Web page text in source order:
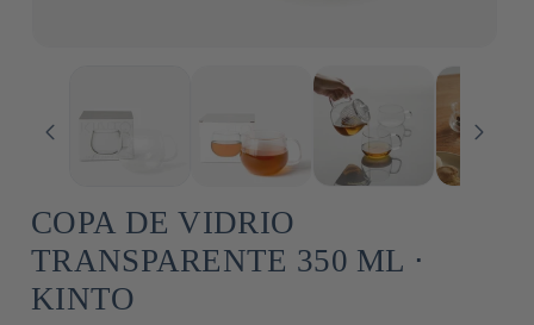
COPA DE VIDRIO
TRANSPARENTE 350 ML ⋅
KINTO